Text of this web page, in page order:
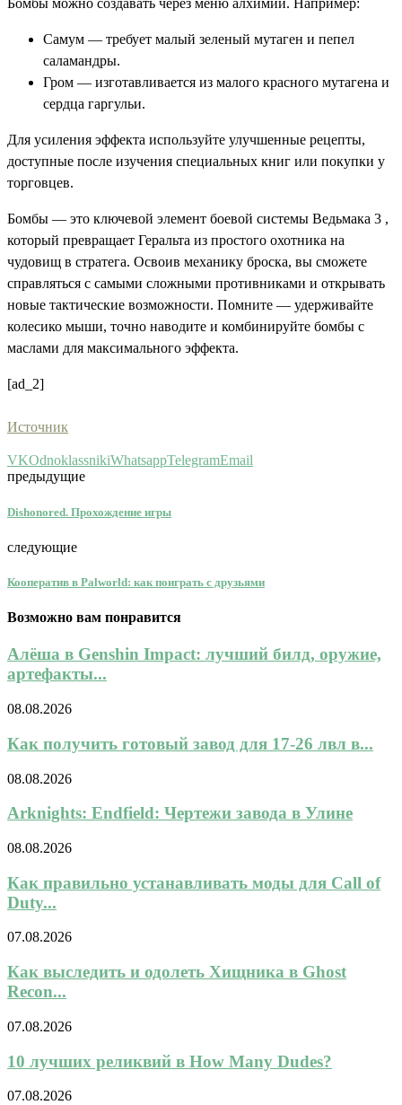
Бомбы можно создавать через меню алхимии. Например:
Самум — требует малый зеленый мутаген и пепел
саламандры.
Гром — изготавливается из малого красного мутагена и
сердца гаргульи.
Для усиления эффекта используйте улучшенные рецепты,
доступные после изучения специальных книг или покупки у
торговцев.
Бомбы — это ключевой элемент боевой системы Ведьмака 3 ,
который превращает Геральта из простого охотника на
чудовищ в стратега. Освоив механику броска, вы сможете
справляться с самыми сложными противниками и открывать
новые тактические возможности. Помните — удерживайте
колесико мыши, точно наводите и комбинируйте бомбы с
маслами для максимального эффекта.
[ad_2]
Источник
VKOdnoklassnikiWhatsappTelegramEmail
предыдущие
Dishonored. Прохождение игры
следующие
Кооператив в Palworld: как поиграть с друзьями
Возможно вам понравится
Алёша в Genshin Impact: лучший билд, оружие,
артефакты...
08.08.2026
Как получить готовый завод для 17-26 лвл в...
08.08.2026
Arknights: Endfield: Чертежи завода в Улине
08.08.2026
Как правильно устанавливать моды для Call of
Duty...
07.08.2026
Как выследить и одолеть Хищника в Ghost
Recon...
07.08.2026
10 лучших реликвий в How Many Dudes?
07.08.2026